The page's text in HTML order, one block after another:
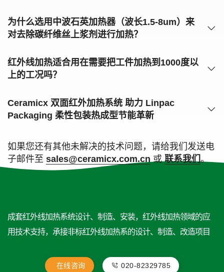
为什么选用中波石英加热器（波长1.5-8um）来
对去除碳纤维丝上浆剂进行加热？
红外线加热适合用在需要把工件加热到1000度以
上的工况吗？
Ceramicx 双面红外加热系统 助力 Linpac
Packaging 柔性包装热成型节能革新
如果您还有其他未解决的技术问题，请给我们发送电
子邮件至 sales@ceramicx.com.cn或联系我们。
成套红外线加热系统设计、制造、安装，红外线加热领域的应
用技术支持，承接非标红外线加热系的设计、制造、改造项目
在线咨询 020-82329785